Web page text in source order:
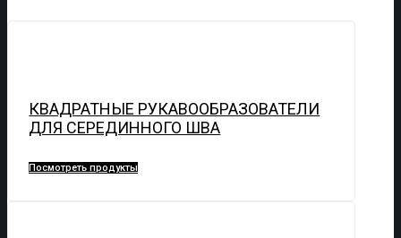
КВАДРАТНЫЕ РУКАВООБРАЗОВАТЕЛИ
ДЛЯ СЕРЕДИННОГО ШВА
Посмотреть продукты